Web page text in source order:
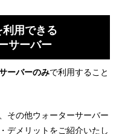
用できる
サーバー
ーバーのみで利用すること
その他ウォーターサーバー
デメリットをご紹介いたし